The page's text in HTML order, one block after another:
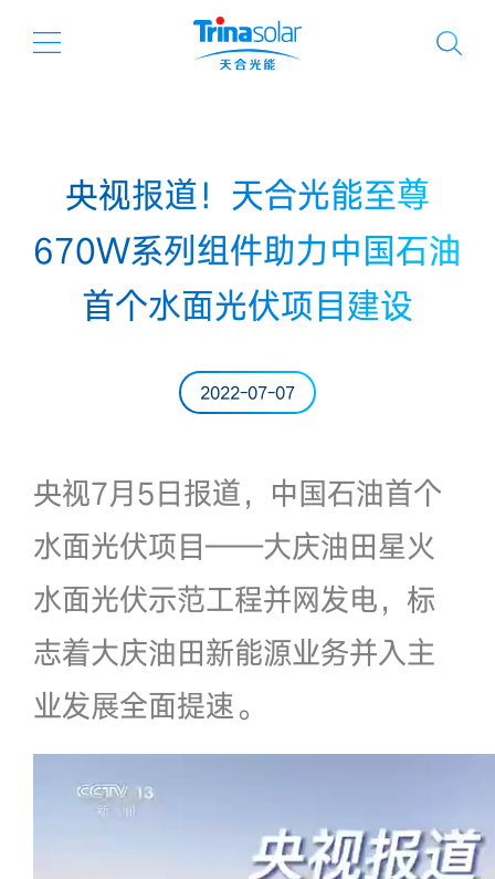
央视报道！天合光能至尊
670W系列组件助力中国石油
首个水面光伏项目建设
2022-07-07
央视7月5日报道，中国石油首个
水面光伏项目——大庆油田星火
水面光伏示范工程并网发电，标
志着大庆油田新能源业务并入主
业发展全面提速。